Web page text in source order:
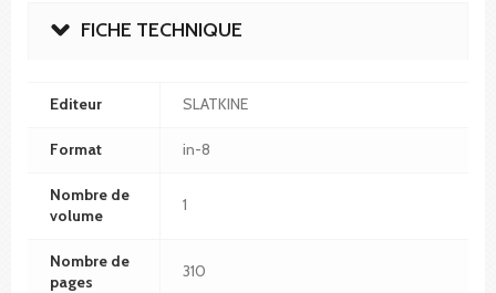
FICHE TECHNIQUE
Editeur SLATKINE
Format in-8
Nombre de
volume
1
Nombre de
pages
310